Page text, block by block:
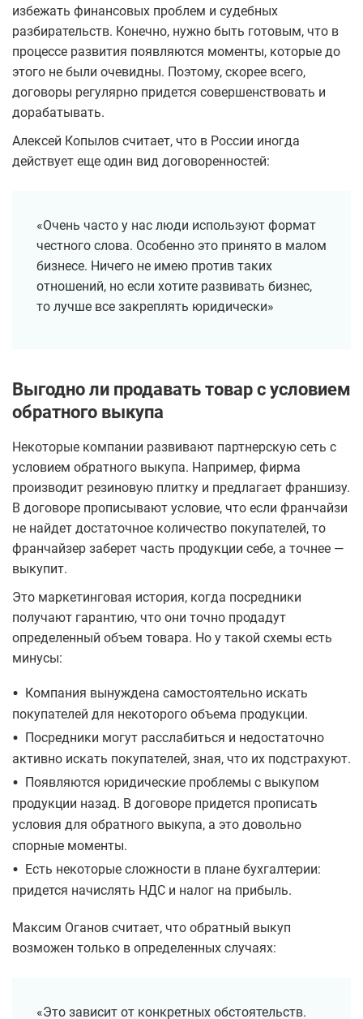
избежать финансовых проблем и судебных
разбирательств. Конечно, нужно быть готовым, что в
процессе развития появляются моменты, которые до
этого не были очевидны. Поэтому, скорее всего,
договоры регулярно придется совершенствовать и
дорабатывать.
Алексей Копылов считает, что в России иногда
действует еще один вид договоренностей:
«Очень часто у нас люди используют формат
честного слова. Особенно это принято в малом
бизнесе. Ничего не имею против таких
отношений, но если хотите развивать бизнес,
то лучше все закреплять юридически»
Выгодно ли продавать товар с условием
обратного выкупа
Некоторые компании развивают партнерскую сеть с
условием обратного выкупа. Например, фирма
производит резиновую плитку и предлагает франшизу.
В договоре прописывают условие, что если франчайзи
не найдет достаточное количество покупателей, то
франчайзер заберет часть продукции себе, а точнее —
выкупит.
Это маркетинговая история, когда посредники
получают гарантию, что они точно продадут
определенный объем товара. Но у такой схемы есть
минусы:
•
Компания вынуждена самостоятельно искать
покупателей для некоторого объема продукции.
•
Посредники могут расслабиться и недостаточно
активно искать покупателей, зная, что их подстрахуют.
•
Появляются юридические проблемы с выкупом
продукции назад. В договоре придется прописать
условия для обратного выкупа, а это довольно
спорные моменты.
• Есть некоторые сложности в плане бухгалтерии:
придется начислять НДС и налог на прибыль.
Максим Оганов считает, что обратный выкуп
возможен только в определенных случаях:
«Это зависит от конкретных обстоятельств.